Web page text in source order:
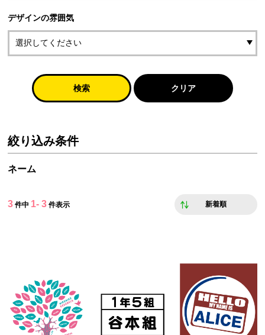
デザインの雰囲気
検索 クリア
絞り込み条件
ネーム
3 件中 1- 3 件表示 新着順